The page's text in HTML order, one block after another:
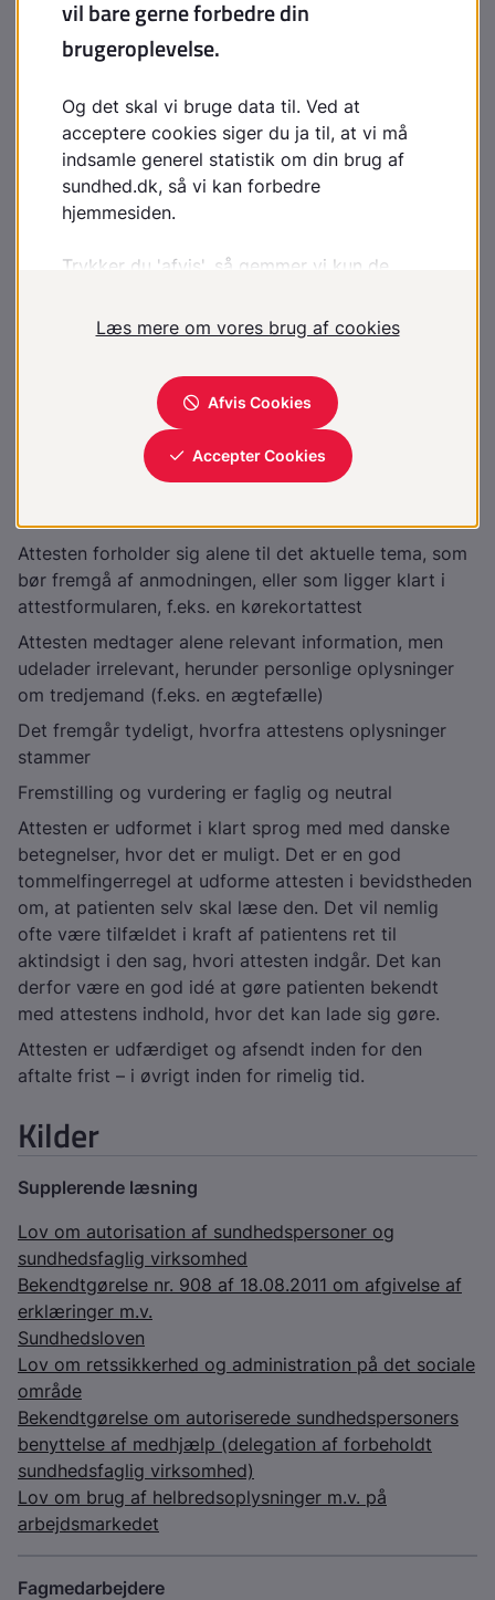
Der gælder særligt det forhold på arbejdsmarkedet, at
hvor arbejdsgiver ønsker lægeattest vedrørende en
ansat, kan der jf. Helbredsloven som hovedregel alene
eller sygdomsspecifikke helbredsoplysninger (om
f.eks. kemoterapi). Det gælder bl.a ved udfærdigelse
lægeattest ved sygefravær fra arbejdet. Nogle få
virksomheder inden for råstofudvinding og transport
har fra Arbejdstilsynet dispensation til alligevel at få
formularattester med redegørelse for dispensationen.
Samlet set gælder om den gode
Attesten er omhyggeligt udfyldt med de fornødne
oplysninger til identifikation af såvel patient som
læge. Det er lettest i formularattesterne, men lige så
autorisationsID
Attesten forholder sig alene til det aktuelle tema, som
bør fremgå af anmodningen, eller som ligger klart i
attestformularen, f.eks. en kørekortattest
Attesten medtager alene relevant information, men
udelader irrelevant, herunder personlige oplysninger
om tredjemand (f.eks. en ægtefælle)
Det fremgår tydeligt, hvorfra attestens oplysninger
stammer
Fremstilling og vurdering er faglig og neutral
Attesten er udformet i klart sprog med med danske
betegnelser, hvor det er muligt. Det er en god
tommelfingerregel at udforme attesten i bevidstheden
om, at patienten selv skal læse den. Det vil nemlig
ofte være tilfældet i kraft af patientens ret til
aktindsigt i den sag, hvori attesten indgår. Det kan
derfor være en god idé at gøre patienten bekendt
med attestens indhold, hvor det kan lade sig gøre.
Attesten er udfærdiget og afsendt inden for den
aftalte frist – i øvrigt inden for rimelig tid.
Kilder
Supplerende læsning
Lov om autorisation af sundhedspersoner og
sundhedsfaglig virksomhed
Bekendtgørelse nr. 908 af 18.08.2011 om afgivelse af
erklæringer m.v.
Sundhedsloven
Lov om retssikkerhed og administration på det sociale
område
Bekendtgørelse om autoriserede sundhedspersoners
benyttelse af medhjælp (delegation af forbeholdt
sundhedsfaglig virksomhed)
Lov om brug af helbredsoplysninger m.v. på
arbejdsmarkedet
Fagmedarbejdere